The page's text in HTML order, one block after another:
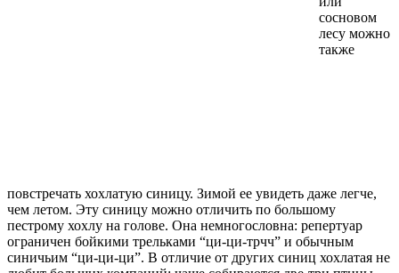
сосновом
лесу можно
также
повстречать хохлатую синицу. Зимой ее увидеть даже легче,
чем летом. Эту синицу можно отличить по большому
пестрому хохлу на голове. Она немногословна: репертуар
ограничен бойкими трельками “ци-ци-трчч” и обычным
синичьим “ци-ци-ци”. В отличие от других синиц хохлатая не